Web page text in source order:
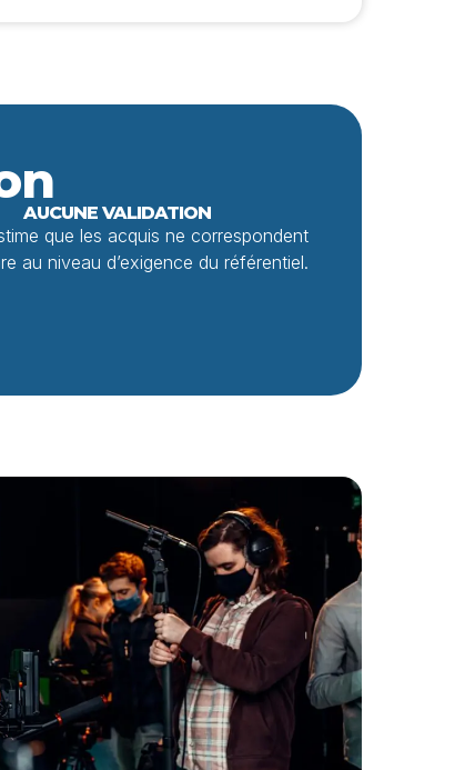
AUCUNE VALIDATION
que les acquis ne correspondent
au niveau d’exigence du référentiel.